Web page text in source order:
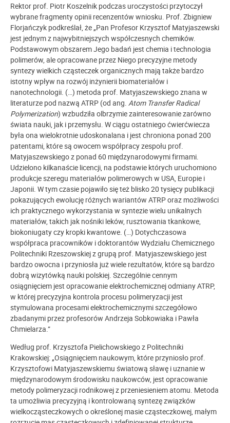
Rektor prof. Piotr Koszelnik podczas uroczystości przytoczył
wybrane fragmenty opinii recenzentów wniosku. Prof. Zbigniew
Florjańczyk podkreślał, że „Pan Profesor Krzysztof Matyjaszewski
jest jednym z najwybitniejszych współczesnych chemików.
Podstawowym obszarem Jego badań jest chemia i technologia
polimerów, ale opracowane przez Niego precyzyjne metody
syntezy wielkich cząsteczek organicznych mają także bardzo
istotny wpływ na rozwój inżynierii biomateriałów i
nanotechnologii. (…) metoda prof. Matyjaszewskiego znana w
literaturze pod nazwą ATRP (od ang. Atom Transfer Radical
Polymerization) wzbudziła olbrzymie zainteresowanie zarówno
świata nauki, jak i przemysłu. W ciągu ostatniego ćwierćwiecza
była ona wielokrotnie udoskonalana i jest chroniona ponad 200
patentami, które są owocem współpracy zespołu prof.
Matyjaszewskiego z ponad 60 międzynarodowymi firmami.
Udzielono kilkanaście licencji, na podstawie których uruchomiono
produkcje szeregu materiałów polimerowych w USA, Europie i
Japonii. W tym czasie pojawiło się też blisko 20 tysięcy publikacji
pokazujących ewolucję różnych wariantów ATRP oraz możliwości
ich praktycznego wykorzystania w syntezie wielu unikalnych
materiałów, takich jak nośniki leków, rusztowania tkankowe,
biokoniugaty czy kropki kwantowe. (…) Dotychczasowa
współpraca pracowników i doktorantów Wydziału Chemicznego
Politechniki Rzeszowskiej z grupą prof. Matyjaszewskiego jest
bardzo owocna i przyniosła już wiele rezultatów, które są bardzo
dobrą wizytówką nauki polskiej. Szczególnie cennym
osiągnięciem jest opracowanie elektrochemicznej odmiany ATRP,
w której precyzyjna kontrola procesu polimeryzacji jest
stymulowana procesami elektrochemicznymi szczegółowo
zbadanymi przez profesorów Andrzeja Sobkowiaka i Pawła
Chmielarza.”
Według prof. Krzysztofa Pielichowskiego z Politechniki
Krakowskiej: „Osiągnięciem naukowym, które przyniosło prof.
Krzysztofowi Matyjaszewskiemu światową sławę i uznanie w
międzynarodowym środowisku naukowców, jest opracowanie
metody polimeryzacji rodnikowej z przeniesieniem atomu. Metoda
ta umożliwia precyzyjną i kontrolowaną syntezę związków
wielkocząsteczkowych o określonej masie cząsteczkowej, małym